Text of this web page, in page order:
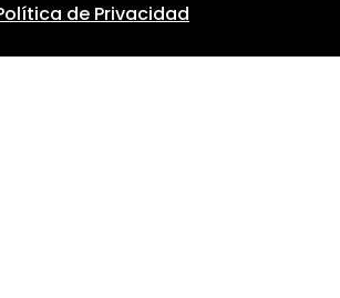
de Privacidad